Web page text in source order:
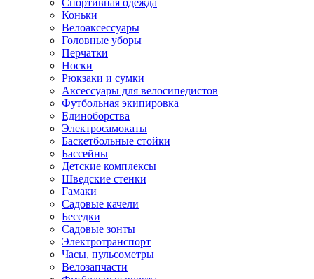
Спортивная одежда
Коньки
Велоаксессуары
Головные уборы
Перчатки
Носки
Рюкзаки и сумки
Аксессуары для велосипедистов
Футбольная экипировка
Единоборства
Электросамокаты
Баскетбольные стойки
Бассейны
Детские комплексы
Шведские стенки
Гамаки
Садовые качели
Беседки
Садовые зонты
Электротранспорт
Часы, пульсометры
Велозапчасти